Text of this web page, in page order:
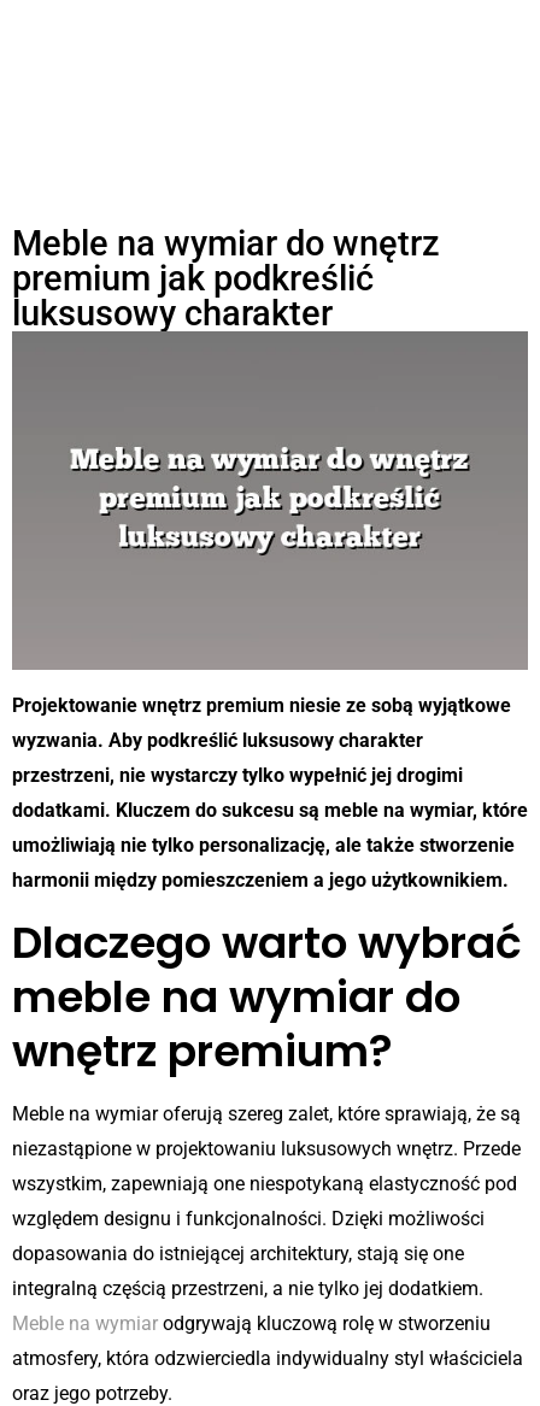
Meble na wymiar do wnętrz
premium jak podkreślić
luksusowy charakter
Projektowanie wnętrz premium niesie ze sobą wyjątkowe
wyzwania. Aby podkreślić luksusowy charakter
przestrzeni, nie wystarczy tylko wypełnić jej drogimi
dodatkami. Kluczem do sukcesu są meble na wymiar, które
umożliwiają nie tylko personalizację, ale także stworzenie
harmonii między pomieszczeniem a jego użytkownikiem.
Dlaczego warto wybrać
meble na wymiar do
wnętrz premium?
Meble na wymiar oferują szereg zalet, które sprawiają, że są
niezastąpione w projektowaniu luksusowych wnętrz. Przede
wszystkim, zapewniają one niespotykaną elastyczność pod
względem designu i funkcjonalności. Dzięki możliwości
dopasowania do istniejącej architektury, stają się one
integralną częścią przestrzeni, a nie tylko jej dodatkiem.
Meble na wymiar odgrywają kluczową rolę w stworzeniu
atmosfery, która odzwierciedla indywidualny styl właściciela
oraz jego potrzeby.